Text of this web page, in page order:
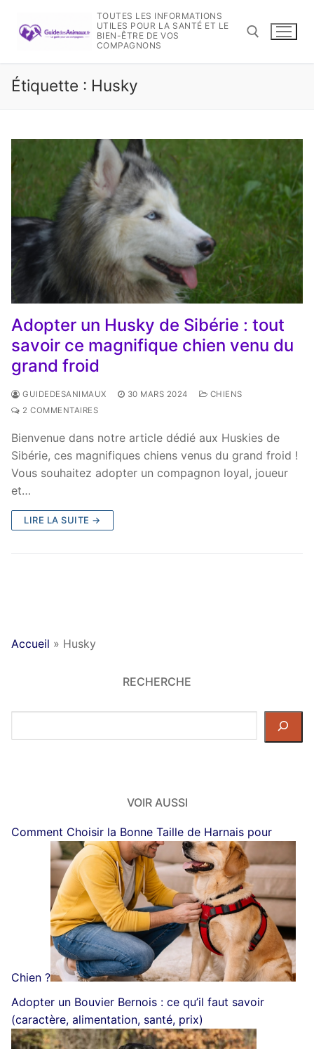
contenu
TOUTES LES INFORMATIONS
UTILES POUR LA SANTÉ ET LE
BIEN-ÊTRE DE VOS
COMPAGNONS
Rechercher :
Étiquette : Husky
Adopter un Husky de Sibérie : tout
savoir ce magnifique chien venu du
grand froid
GUIDEDESANIMAUX 30 MARS 2024
CHIENS
2 COMMENTAIRES
Bienvenue dans notre article dédié aux Huskies de
Sibérie, ces magnifiques chiens venus du grand froid !
Vous souhaitez adopter un compagnon loyal, joueur
et…
LIRE LA SUITE →
Accueil » Husky
RECHERCHE
dans
VOIR AUSSI
Comment Choisir la Bonne Taille de Harnais pour
Chien ?
Adopter un Bouvier Bernois : ce qu’il faut savoir
(caractère, alimentation, santé, prix)